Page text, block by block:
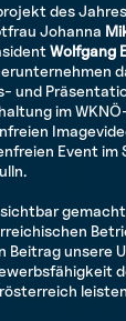
des
Johanna
Wolfgang
und
im
Event im
unsere